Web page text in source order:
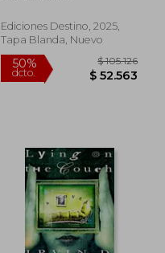
Ediciones Destino, 2025,
Tapa Blanda, Nuevo